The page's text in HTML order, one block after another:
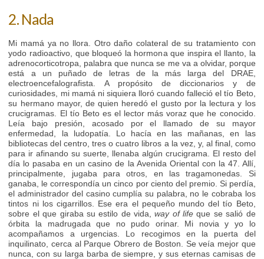
2. Nada
Mi mamá ya no llora. Otro daño colateral de su tratamiento con
yodo radioactivo, que bloqueó la hormona que inspira el llanto, la
adrenocorticotropa, palabra que nunca se me va a olvidar, porque
está a un puñado de letras de la más larga del DRAE,
electroencefalografista. A propósito de diccionarios y de
curiosidades, mi mamá ni siquiera lloró cuando falleció el tío Beto,
su hermano mayor, de quien heredó el gusto por la lectura y los
crucigramas. El tío Beto es el lector más voraz que he conocido.
Leía bajo presión, acosado por el llamado de su mayor
enfermedad, la ludopatía. Lo hacía en las mañanas, en las
bibliotecas del centro, tres o cuatro libros a la vez, y, al final, como
para ir afinando su suerte, llenaba algún crucigrama. El resto del
día lo pasaba en un casino de la Avenida Oriental con la 47. Allí,
principalmente, jugaba para otros, en las tragamonedas. Si
ganaba, le correspondía un cinco por ciento del premio. Si perdía,
el administrador del casino cumplía su palabra, no le cobraba los
tintos ni los cigarrillos. Ese era el pequeño mundo del tío Beto,
sobre el que giraba su estilo de vida,way of lifeque se salió de
órbita la madrugada que no pudo orinar. Mi novia y yo lo
acompañamos a urgencias. Lo recogimos en la puerta del
inquilinato, cerca al Parque Obrero de Boston. Se veía mejor que
nunca, con su larga barba de siempre, y sus eternas camisas de